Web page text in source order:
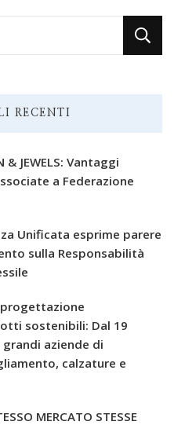
RECENTI
& JEWELS: Vantaggi
a Federazione
Unificata esprime parere
sulla Responsabilità
progettazione
sostenibili: Dal 19
aziende di
calzature e
MERCATO STESSE